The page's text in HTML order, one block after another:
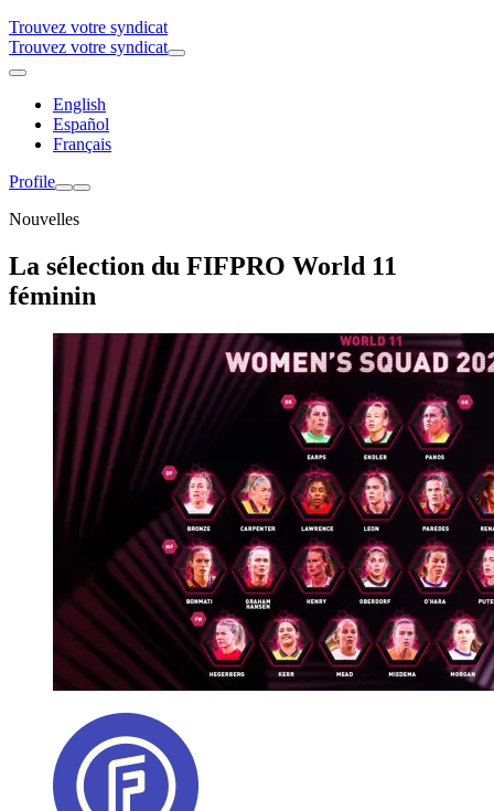
Trouvez votre syndicat
Trouvez votre syndicat
English
Español
Français
Profile
Nouvelles
La sélection du FIFPRO World 11
féminin